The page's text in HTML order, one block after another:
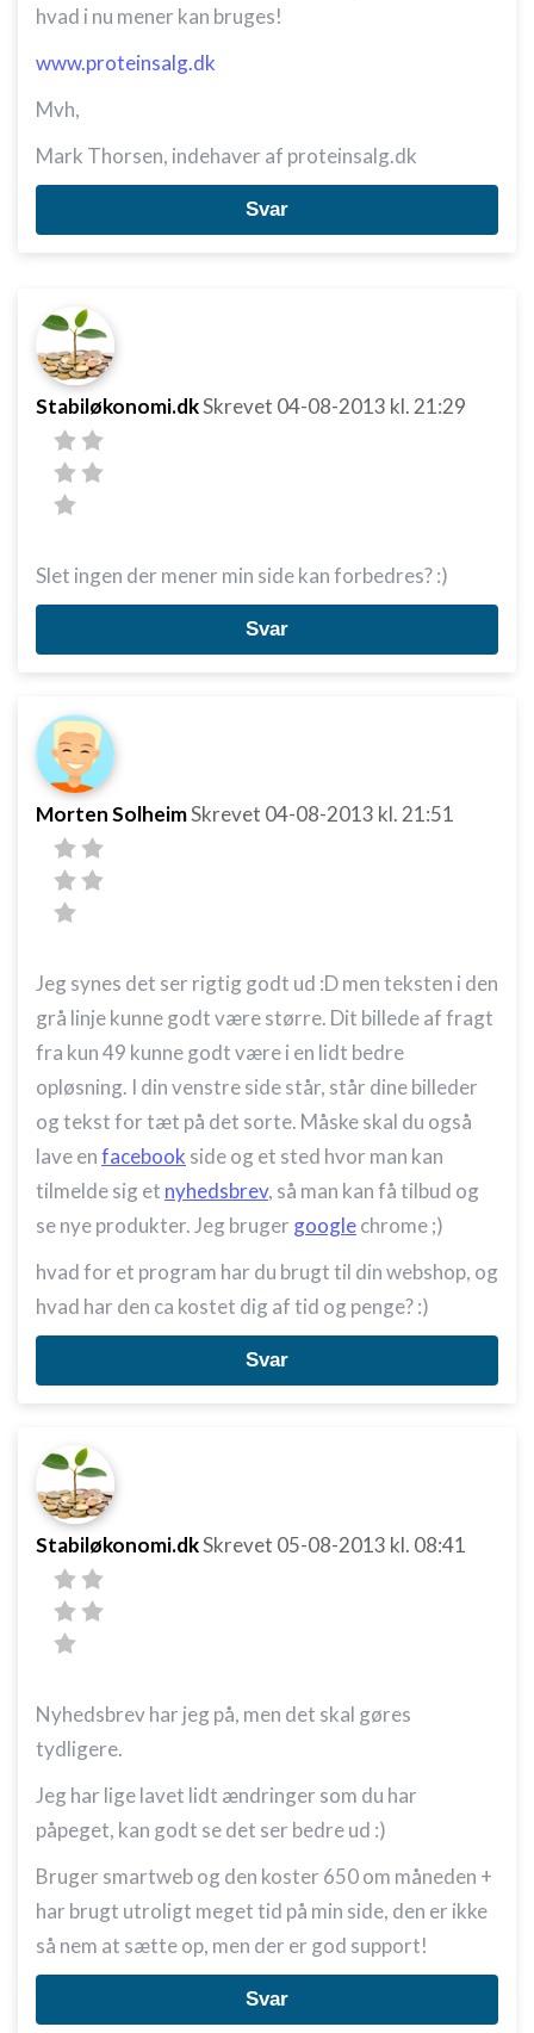
hvad i nu mener kan bruges!
www.proteinsalg.dk
Mvh,
Mark Thorsen, indehaver af proteinsalg.dk
Svar
Stabiløkonomi.dkSkrevet 04-08-2013 kl. 21:29
Slet ingen der mener min side kan forbedres? :)
Svar
Morten SolheimSkrevet 04-08-2013 kl. 21:51
Jeg synes det ser rigtig godt ud :D men teksten i den
grå linje kunne godt være større. Dit billede af fragt
fra kun 49 kunne godt være i en lidt bedre
opløsning. I din venstre side står, står dine billeder
og tekst for tæt på det sorte. Måske skal du også
lave enfacebook side og et sted hvor man kan
tilmelde sig et nyhedsbrev, så man kan få tilbud og
se nye produkter. Jeg bruger googlechrome ;)
hvad for et program har du brugt til din webshop, og
hvad har den ca kostet dig af tid og penge? :)
Svar
Stabiløkonomi.dkSkrevet 05-08-2013 kl. 08:41
Nyhedsbrev har jeg på, men det skal gøres
tydligere.
Jeg har lige lavet lidt ændringer som du har
påpeget, kan godt se det ser bedre ud :)
Bruger smartweb og den koster 650 om måneden +
har brugt utroligt meget tid på min side, den er ikke
så nem at sætte op, men der er god support!
Svar